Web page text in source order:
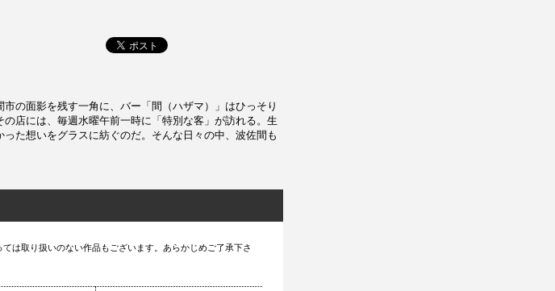
の面影を残す一角に、バー「間（ハザマ）」はひっそり
店には、毎週水曜午前一時に「特別な客」が訪れる。生
た想いをグラスに紡ぐのだ。そんな日々の中、波佐間も
は取り扱いのない作品もございます。あらかじめご了承下さ